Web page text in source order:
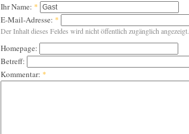
Ihr Name: *
E-Mail-Adresse: *
Der Inhalt dieses Feldes wird nicht öffentlich zugänglich angezeigt.
Homepage:
Betreff:
Kommentar: *